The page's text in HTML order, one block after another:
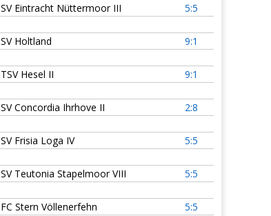
SV Eintracht Nüttermoor III
5:5
SV Holtland
9:1
TSV Hesel II
9:1
SV Concordia Ihrhove II
2:8
SV Frisia Loga IV
5:5
SV Teutonia Stapelmoor VIII
5:5
FC Stern Völlenerfehn
5:5